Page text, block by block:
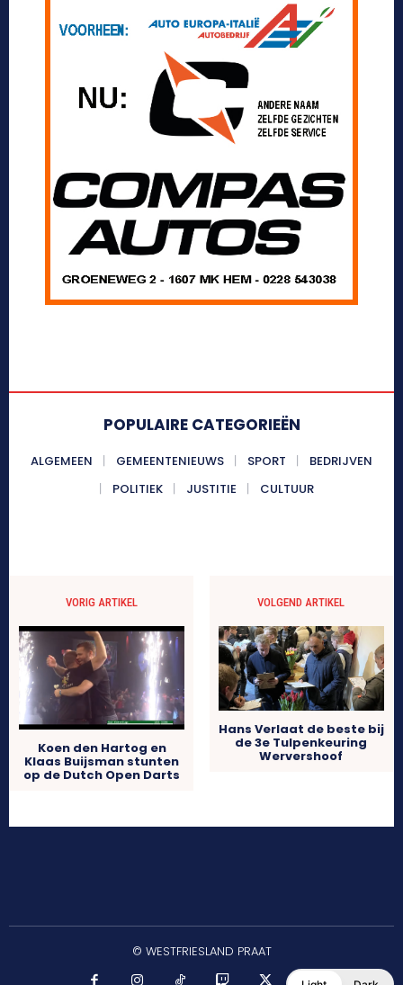
POPULAIRE CATEGORIEËN
ALGEMEEN GEMEENTENIEUWS SPORT
BEDRIJVEN
POLITIEK
JUSTITIE CULTUUR
VORIG ARTIKEL
Koen den Hartog en
Klaas Buijsman stunten
op de Dutch Open Darts
VOLGEND ARTIKEL
Hans Verlaat de beste bij
de 3e Tulpenkeuring
Wervershoof
© WESTFRIESLAND PRAAT